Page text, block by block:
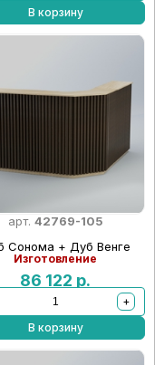
В корзину
арт. 42769-105
Сонома + Дуб Венге
Изготовление
86 122 р.
+
В корзину